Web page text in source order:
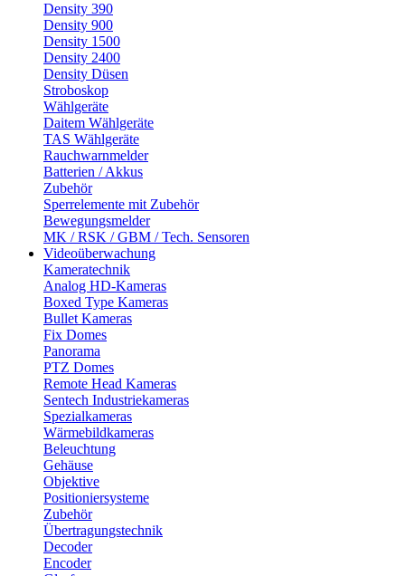
Density 390
Density 900
Density 1500
Density 2400
Density Düsen
Stroboskop
Wählgeräte
Daitem Wählgeräte
TAS Wählgeräte
Rauchwarnmelder
Batterien / Akkus
Zubehör
Sperrelemente mit Zubehör
Bewegungsmelder
MK / RSK / GBM / Tech. Sensoren
Videoüberwachung
Kameratechnik
Analog HD-Kameras
Boxed Type Kameras
Bullet Kameras
Fix Domes
Panorama
PTZ Domes
Remote Head Kameras
Sentech Industriekameras
Spezialkameras
Wärmebildkameras
Beleuchtung
Gehäuse
Objektive
Positioniersysteme
Zubehör
Übertragungstechnik
Decoder
Encoder